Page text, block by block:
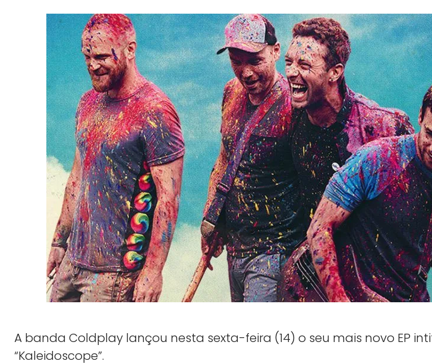
A banda Coldplay lançou nesta sexta-feira (14) o seu mais novo EP
“Kaleidoscope”.